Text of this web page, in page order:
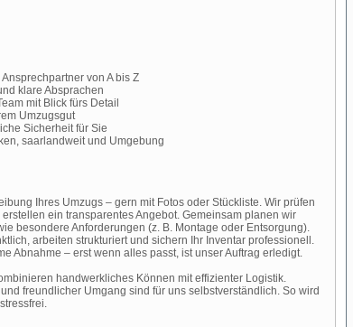
von A bis Z
klare Absprachen
mit Blick fürs Detail
Umzugsgut
Sicherheit für Sie
saarlandweit und Umgebung
Ihres Umzugs – gern mit Fotos oder Stückliste. Wir prüfen
ein transparentes Angebot. Gemeinsam planen wir
besondere Anforderungen (z. B. Montage oder Entsorgung).
arbeiten strukturiert und sichern Ihr Inventar professionell.
Abnahme – erst wenn alles passt, ist unser Auftrag erledigt.
handwerkliches Können mit effizienter Logistik.
freundlicher Umgang sind für uns selbstverständlich. So wird